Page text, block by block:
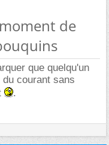
de
que quelqu'un
courant sans
.